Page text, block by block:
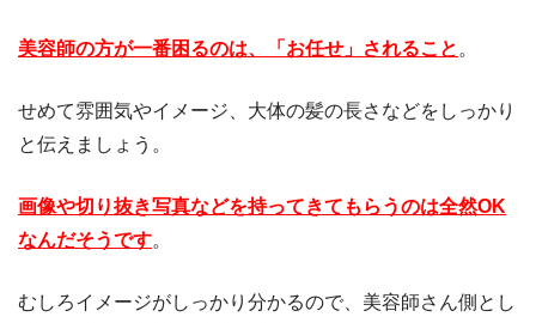
美容師の方が一番困るのは、「お任せ」されること 。
せめて雰囲気やイメージ、大体の髪の長さなどをしっかり
と伝えましょう。
画像や切り抜き写真などを持ってきてもらうのは全然OK
なんだそうです。
むしろイメージがしっかり分かるので、美容師さん側とし